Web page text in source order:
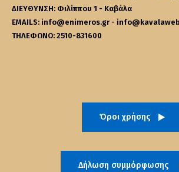
ΔΙΕΥΘΥΝΣΗ: Φιλίππου 1 - Καβάλα
EMAILS: info@enimeros.gr -
ΤΗΛΕΦΩΝΟ: 2510-831600
Όροι χρήσης
Δήλωση συμμόρφωσης